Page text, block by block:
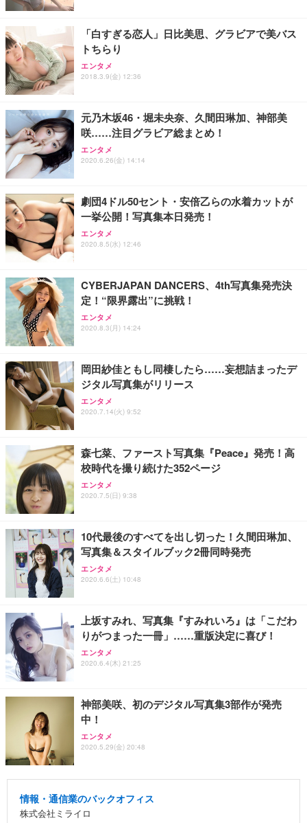
「白すぎる恋人」日比美思、グラビアで美バス
トちらり
エンタメ
2018.3.9(金) 12:36
元乃木坂46・堀未央奈、久間田琳加、神部美
咲……注目グラビア総まとめ！
エンタメ
2020.6.26(金) 14:14
劇団4ドル50セント・安倍乙らの水着カットが
一挙公開！写真集本日発売！
エンタメ
2020.8.5(水) 12:46
CYBERJAPAN DANCERS、4th写真集発売決
定！“限界露出”に挑戦！
エンタメ
2020.8.3(月) 14:24
岡田紗佳ともし同棲したら……妄想詰まったデ
ジタル写真集がリリース
エンタメ
2020.7.14(火) 9:52
森七菜、ファースト写真集『Peace』発売！高
校時代を撮り続けた352ページ
エンタメ
2020.7.5(日) 9:38
10代最後のすべてを出し切った！久間田琳加、
写真集＆スタイルブック2冊同時発売
エンタメ
2020.6.6(土) 10:48
上坂すみれ、写真集『すみれいろ』は「こだわ
りがつまった一冊」……重版決定に喜び！
エンタメ
2020.6.4(木) 21:25
神部美咲、初のデジタル写真集3部作が発売
中！
エンタメ
2020.5.29(金) 20:48
情報・通信業のバックオフィス
株式会社ミライロ